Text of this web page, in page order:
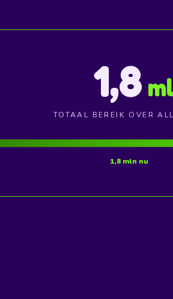
1,8
TOTAAL BEREIK OVER
1,8 mln nu